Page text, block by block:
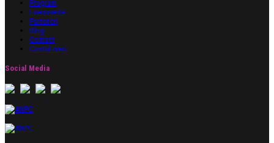
Program
Evenimente
Parteneri
Blog
Contact
Contul meu
Social Media